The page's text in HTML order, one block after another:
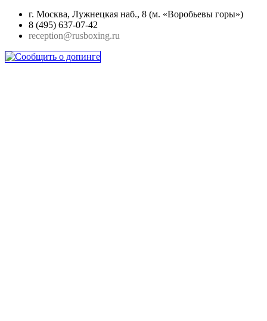
г. Москва, Лужнецкая наб., 8 (м. «Воробьевы горы»)
8 (495) 637-07-42
reception@rusboxing.ru